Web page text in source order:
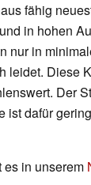
fähig
in hohen
nur in
leidet. Diese
Der
ist dafür
es in unserem